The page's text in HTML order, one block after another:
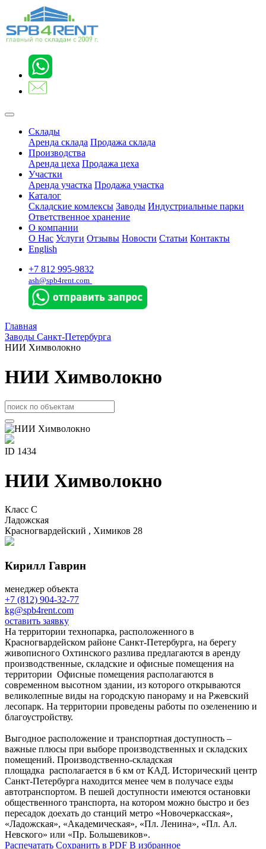
Склады
Аренда склада Продажа склада
Производства
Аренда цеха Продажа цеха
Участки
Аренда участка Продажа участка
Каталог
Складские комлексы Заводы Индустриальные парки
Ответственное хранение
О компании
О Нас Услуги Отзывы Новости Статьи Контакты
English
+7 812 995-9832
ash@spb4rent.com
Главная
Заводы Санкт-Петербурга
НИИ Химволокно
НИИ Химволокно
ID 1434
НИИ Химволокно
Класс C
Ладожская
Красногвардейский , Химиков 28
Кирилл Гаврин
менеджер объекта
+7 (812) 904-32-77
kg@spb4rent.com
оставить заявку
На территории технопарка, расположенного в
Красногвардейском районе Санкт-Петербурга, на берегу
живописного Охтинского разлива предлагаются в аренду
производственные, складские и офисные помещения на
территории Офисные помещения располагаются в
современном высотном здании, из которого открываются
великолепные виды на городскую панораму и на Ржевский
лесопарк. На территории проведены работы по озеленению и
благоустройству.
Выгодное расположение и транспортная доступность –
важные плюсы при выборе производственных и складских
помещений. Производственно-складская
площадка располагается в 6 км от КАД. Исторический центр
Санкт-Петербурга находится менее чем в получасе езды
автотранспортом. В пешей доступности имеются остановки
общественного транспорта, на котором можно быстро и без
пересадок доехать до станций метро «Новочеркасcкая»,
«Ладожская», «Академическая», «Пл. Ленина», «Пл. Ал.
Невского» или «Пр. Большевиков».
Распечатать Сохранить в PDF В избранное